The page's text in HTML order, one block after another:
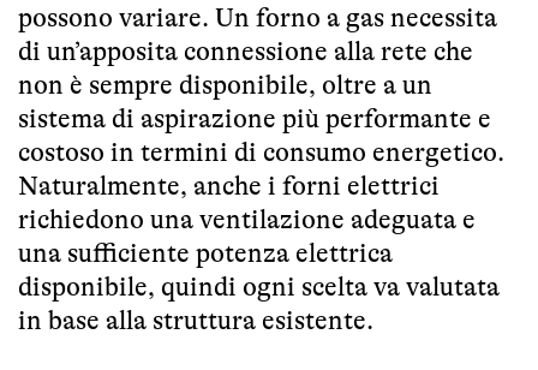
possono variare. Un forno a gas necessita
di un’apposita connessione alla rete che
non è sempre disponibile, oltre a un
sistema di aspirazione più performante e
costoso in termini di consumo energetico.
Naturalmente, anche i forni elettrici
richiedono una ventilazione adeguata e
una sufficiente potenza elettrica
disponibile, quindi ogni scelta va valutata
in base alla struttura esistente.